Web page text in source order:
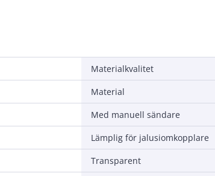
Materialkvalitet
Material
Med manuell sändare
Lämplig för jalusiomkopplare
Transparent